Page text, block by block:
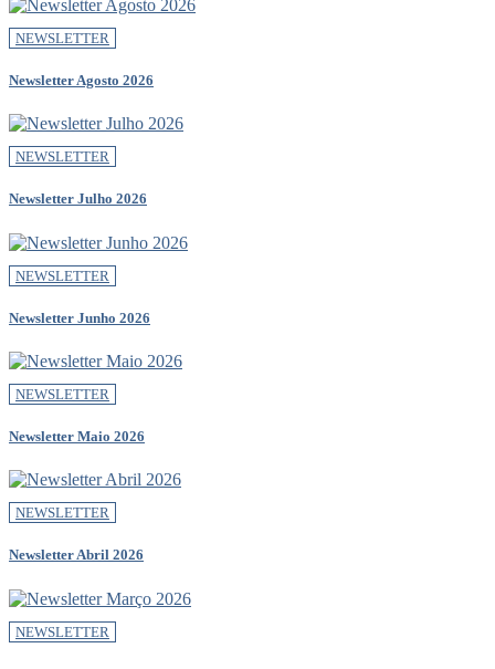
NEWSLETTER
Newsletter Agosto 2026
NEWSLETTER
Newsletter Julho 2026
NEWSLETTER
Newsletter Junho 2026
NEWSLETTER
Newsletter Maio 2026
NEWSLETTER
Newsletter Abril 2026
NEWSLETTER